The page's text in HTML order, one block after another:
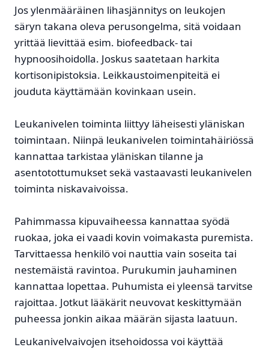
Jos ylenmääräinen lihasjännitys on leukojen
säryn takana oleva perusongelma, sitä voidaan
yrittää lievittää esim. biofeedback- tai
hypnoosihoidolla. Joskus saatetaan harkita
kortisonipistoksia. Leikkaustoimenpiteitä ei
jouduta käyttämään kovinkaan usein.
Leukanivelen toiminta liittyy läheisesti yläniskan
toimintaan. Niinpä leukanivelen toimintahäiriössä
kannattaa tarkistaa yläniskan tilanne ja
asentotottumukset sekä vastaavasti leukanivelen
toiminta niskavaivoissa.
Pahimmassa kipuvaiheessa kannattaa syödä
ruokaa, joka ei vaadi kovin voimakasta puremista.
Tarvittaessa henkilö voi nauttia vain soseita tai
nestemäistä ravintoa. Purukumin jauhaminen
kannattaa lopettaa. Puhumista ei yleensä tarvitse
rajoittaa. Jotkut lääkärit neuvovat keskittymään
puheessa jonkin aikaa määrän sijasta laatuun.
Leukanivelvaivojen itsehoidossa voi käyttää